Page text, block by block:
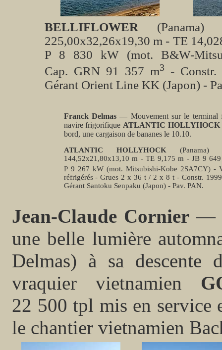
BELLIFLOWER
225,00x32,26x19,30 m - TE
P 8 830 kW (mot. B&W-
Cap. GRN 91 357 m3- Constr.
Gérant Orient Line KK (Japon) -
Franck Delmas— Mouvement sur le terminal
navire frigorifique ATLANTIC HOLLYHOCK
bord, une cargaison de bananes le 10.10.
ATLANTIC HOLLYHOCK
144,52x21,80x13,10 m - TE 9,175 m - JB 9
P 9 267 kW (mot. Mitsubishi-Kobe 2SA7CY) -
réfrigérés - Grues 2 x 36 t / 2 x 8 t - Constr.
Gérant Santoku Senpaku (Japon) - Pav. PAN.
Jean-Claude Cornier—
une belle lumière
Delmas) à sa
vraquier vietnamien
22 500 tpl mis en service
le chantier vietnamien